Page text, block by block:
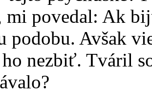
mi povedal: Ak
podobu. Avšak
nezbiť. Tváril